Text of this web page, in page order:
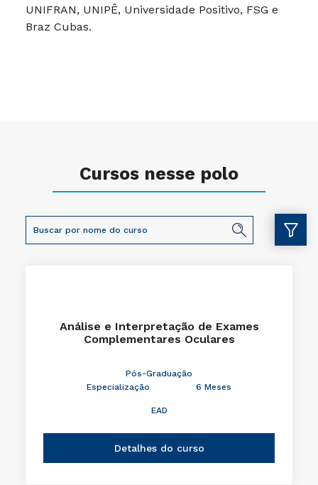
UNIFRAN, UNIPÊ, Universidade Positivo, FSG e
Braz Cubas.
Cursos nesse polo
Análise e Interpretação de Exames
Complementares Oculares
Pós-Graduação
Especialização
6 Meses
EAD
Detalhes do curso